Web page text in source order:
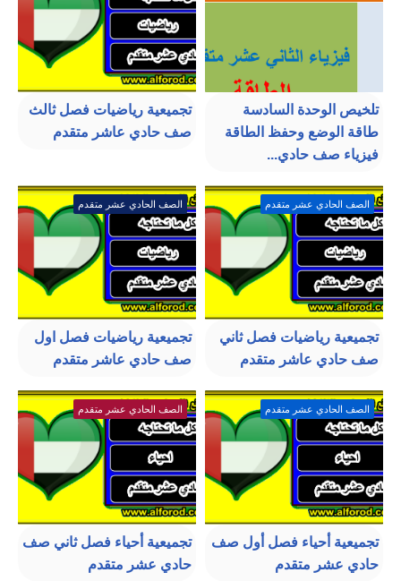
تلخيص الوحدة السادسة
طاقة الوضع وحفظ الطاقة
فيزياء صف حادي...
تجميعية رياضيات فصل ثالث
صف حادي عاشر متقدم
الصف الحادي عشر متقدم
تجميعية رياضيات فصل ثاني
صف حادي عاشر متقدم
الصف الحادي عشر متقدم
تجميعية رياضيات فصل اول
صف حادي عاشر متقدم
الصف الحادي عشر متقدم
تجميعية أحياء فصل أول صف
حادي عشر متقدم
الصف الحادي عشر متقدم
تجميعية أحياء فصل ثاني صف
حادي عشر متقدم